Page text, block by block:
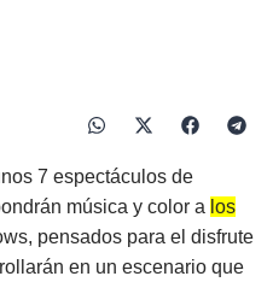
7 espectáculos de
música y color a los
pensados para el disfrute
en un escenario que